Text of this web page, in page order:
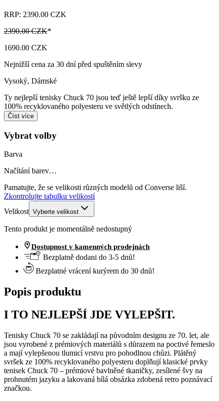
RRP: 2390.00 CZK
2390.00 CZK*
1690.00 CZK
Nejnižší cena za 30 dní před spuštěním slevy
Vysoký, Dámské
Ty nejlepší tenisky Chuck 70 jsou teď ještě lepší díky svršku ze
100% recyklovaného polyesteru ve světlých odstínech.
Číst více
Vybrat volby
Barva
Načítání barev…
Pamatujte, že se velikosti různých modelů od Converse liší.
Zkontrolujte tabulku velikostí
Velikost Vyberte velikost
Tento produkt je momentálně nedostupný
Dostupnost v kamenných prodejnách
Bezplatně dodani do 3-5 dnů!
Bezplatné vrácení kurýrem do 30 dnů!
Popis produktu
I TO NEJLEPŠÍ JDE VYLEPŠIT.
Tenisky Chuck 70 se zakládají na původním designu ze 70. let, ale
jsou vyrobené z prémiových materiálů s důrazem na poctivé řemeslo
a mají vylepšenou tlumicí vrstvu pro pohodlnou chůzi. Plátěný
svršek ze 100% recyklovaného polyesteru doplňují klasické prvky
tenisek Chuck 70 – prémiové bavlněné tkaničky, zesílené švy na
prohnutém jazyku a lakovaná bílá obsázka zdobená retro poznávací
značkou.